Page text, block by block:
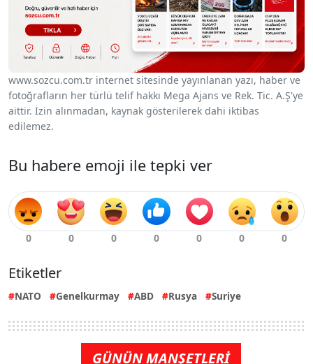
www.sozcu.com.tr internet sitesinde yayınlanan yazı, haber ve
fotoğrafların her türlü telif hakkı Mega Ajans ve Rek. Tic. A.Ş'ye
aittir. İzin alınmadan, kaynak gösterilerek dahi iktibas
edilemez.
Bu habere emoji ile tepki ver
Etiketler
NATO Genelkurmay ABD Rusya Suriye
GÜNÜN MANŞETLERİ